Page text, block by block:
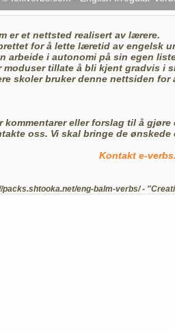
er et nettsted realisert av lærere.
for å lette læretid avengelsk
arbeide i autonomi på sin egen
moduser tillate å bli kjent gradvis i
skoler bruker denne nettsiden
kommentarer eller forslag til å
oss. Vi skal bringe de ønskede
Kontakt e-
packs.shtooka.net/eng-balm-verbs/-